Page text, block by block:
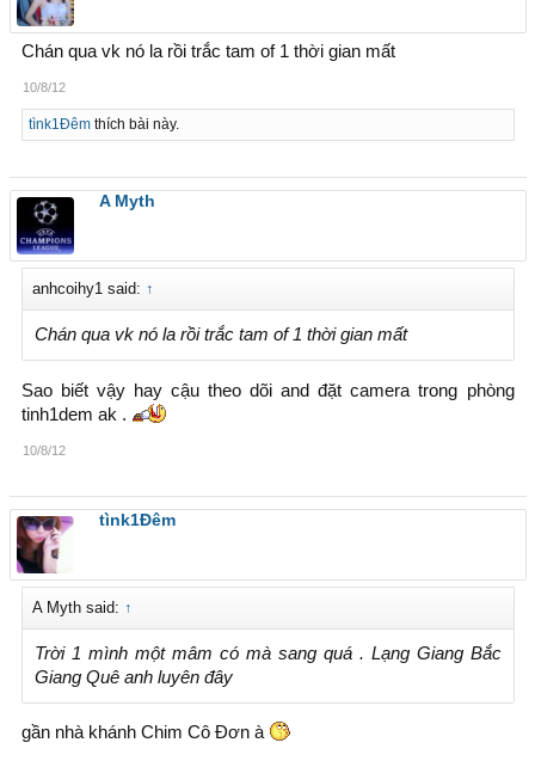
Chán qua vk nó la rồi trắc tam of 1 thời gian mất
10/8/12
tìnk1Đêmthích bài này.
A Myth
anhcoihy1 said: ↑
Chán qua vk nó la rồi trắc tam of 1 thời gian mất
Sao biết vậy hay cậu theo dõi and đặt camera trong phòng
tinh1dem ak .
10/8/12
tìnk1Đêm
A Myth said: ↑
Trời 1 mình một mâm có mà sang quá . Lạng Giang Bắc
Giang Quê anh luyên đây
gần nhà khánh Chim Cô Đơn à